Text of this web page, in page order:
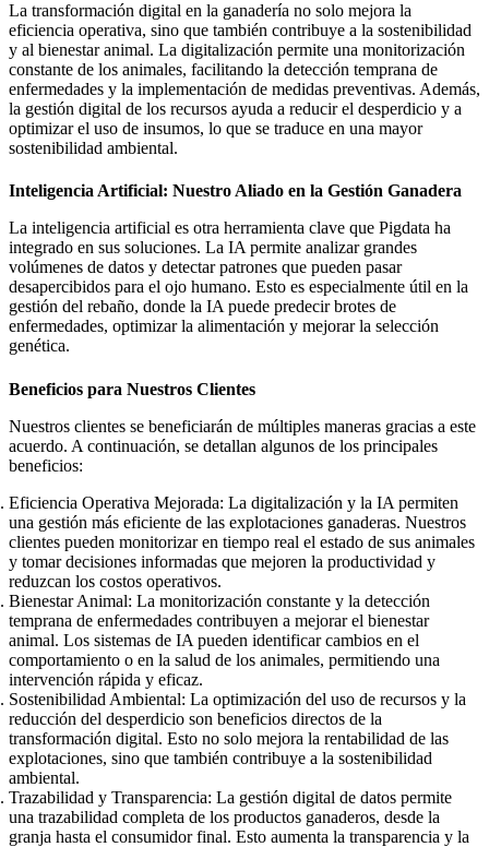
La transformación digital en la ganadería no solo mejora la
eficiencia operativa, sino que también contribuye a la sostenibilidad
y al bienestar animal. La digitalización permite una monitorización
constante de los animales, facilitando la detección temprana de
enfermedades y la implementación de medidas preventivas. Además,
la gestión digital de los recursos ayuda a reducir el desperdicio y a
optimizar el uso de insumos, lo que se traduce en una mayor
sostenibilidad ambiental.
Inteligencia Artificial: Nuestro Aliado en la Gestión Ganadera
La inteligencia artificial es otra herramienta clave que Pigdata ha
integrado en sus soluciones. La IA permite analizar grandes
volúmenes de datos y detectar patrones que pueden pasar
desapercibidos para el ojo humano. Esto es especialmente útil en la
gestión del rebaño, donde la IA puede predecir brotes de
enfermedades, optimizar la alimentación y mejorar la selección
genética.
Beneficios para Nuestros Clientes
Nuestros clientes se beneficiarán de múltiples maneras gracias a este
acuerdo. A continuación, se detallan algunos de los principales
beneficios:
Eficiencia Operativa Mejorada: La digitalización y la IA permiten
una gestión más eficiente de las explotaciones ganaderas. Nuestros
clientes pueden monitorizar en tiempo real el estado de sus animales
y tomar decisiones informadas que mejoren la productividad y
reduzcan los costos operativos.
Bienestar Animal: La monitorización constante y la detección
temprana de enfermedades contribuyen a mejorar el bienestar
animal. Los sistemas de IA pueden identificar cambios en el
comportamiento o en la salud de los animales, permitiendo una
intervención rápida y eficaz.
Sostenibilidad Ambiental: La optimización del uso de recursos y la
reducción del desperdicio son beneficios directos de la
transformación digital. Esto no solo mejora la rentabilidad de las
explotaciones, sino que también contribuye a la sostenibilidad
ambiental.
Trazabilidad y Transparencia: La gestión digital de datos permite
una trazabilidad completa de los productos ganaderos, desde la
granja hasta el consumidor final. Esto aumenta la transparencia y la